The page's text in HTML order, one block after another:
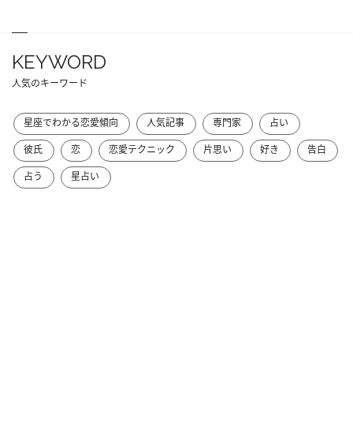
KEYWORD
人気のキーワード
星座でわかる恋愛傾向 人気記事 専門家
占い
彼氏
恋 恋愛テクニック 片思い 好き
告白
占う
星占い